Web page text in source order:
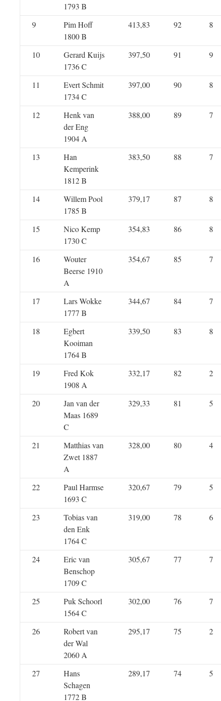
1793 B
9
Pim Hoff
1800 B
413,83 92 8
10
Gerard Kuijs
1736 C
397,50 91 9
11
Evert Schmit
1734 C
397,00 90 8
12
Henk van
der Eng
1904 A
388,00 89 7
13
Han
Kemperink
1812 B
383,50 88 7
14
Willem Pool
1785 B
379,17 87 8
15
Nico Kemp
1730 C
354,83 86 8
16
Wouter
Beerse 1910
A
354,67 85 7
17
Lars Wokke
1777 B
344,67 84 7
18
Egbert
Kooiman
1764 B
339,50 83 8
19
Fred Kok
1908 A
332,17 82 2
20
Jan van der
Maas 1689
C
329,33 81 5
21
Matthias van
Zwet 1887
A
328,00 80 4
22
Paul Harmse
1693 C
320,67 79 5
23
Tobias van
den Enk
1764 C
319,00 78 6
24
Eric van
Benschop
1709 C
305,67 77 7
25
Puk Schoorl
1564 C
302,00 76 7
26
Robert van
der Wal
2060 A
295,17 75 2
27
Hans
Schagen
1772 B
289,17 74 5